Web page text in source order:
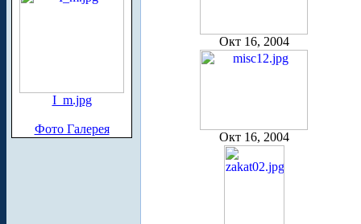
I_m.jpg
Фото Галерея
Окт 16, 2004
Окт 16, 2004